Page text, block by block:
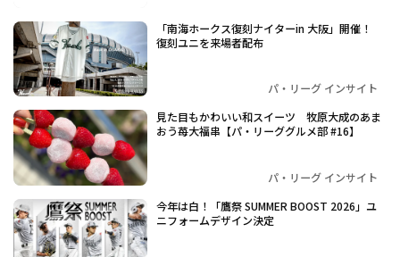
「南海ホークス復刻ナイターin 大阪」開催！
復刻ユニを来場者配布
パ・リーグ インサイト
見た目もかわいい和スイーツ 牧原大成のあま
おう苺大福串【パ・リーググルメ部 #16】
パ・リーグ インサイト
今年は白！「鷹祭 SUMMER BOOST 2026」ユ
ニフォームデザイン決定